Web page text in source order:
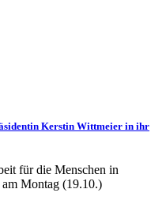
Kerstin Wittmeier in ihr
für die Menschen in
Montag (19.10.)